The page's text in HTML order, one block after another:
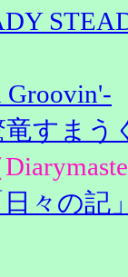
Groovin'-
すまう
々の記